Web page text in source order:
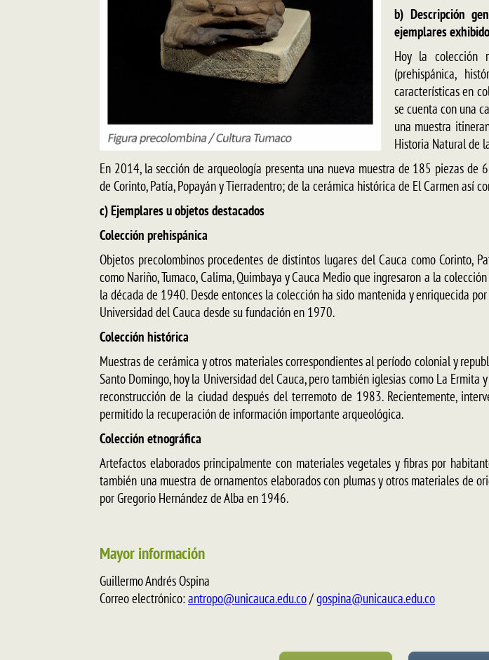
b) Descripción
ejemplares
Hoy la colección
(prehispánica,
características en
se cuenta con una
una muestra
Historia Natural de
En 2014, la sección de arqueología presenta una nueva muestra de 185 piezas
de Corinto, Patía, Popayán y Tierradentro; de la cerámica histórica de El Carmen así
c) Ejemplares u objetos destacados
Colección prehispánica
Objetos precolombinos procedentes de distintos lugares del Cauca como Corinto,
como Nariño, Tumaco, Calima, Quimbaya y Cauca Medio que ingresaron a la
la década de 1940. Desde entonces la colección ha sido mantenida y enriquecida
Universidad del Cauca desde su fundación en 1970.
Colección histórica
Muestras de cerámica y otros materiales correspondientes al período colonial y
Santo Domingo, hoy la Universidad del Cauca, pero también iglesias como La
reconstrucción de la ciudad después del terremoto de 1983. Recientemente,
permitido la recuperación de información importante arqueológica.
Colección etnográfica
Artefactos elaborados principalmente con materiales vegetales y fibras por
también una muestra de ornamentos elaborados con plumas y otros materiales de
por Gregorio Hernández de Alba en 1946.
Mayor información
Guillermo Andrés Ospina
Correo electrónico:antropo@unicauca.edu.co/gospina@unicauca.edu.co